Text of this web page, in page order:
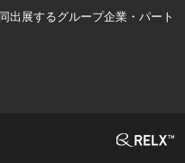
出展するグループ企業・パート